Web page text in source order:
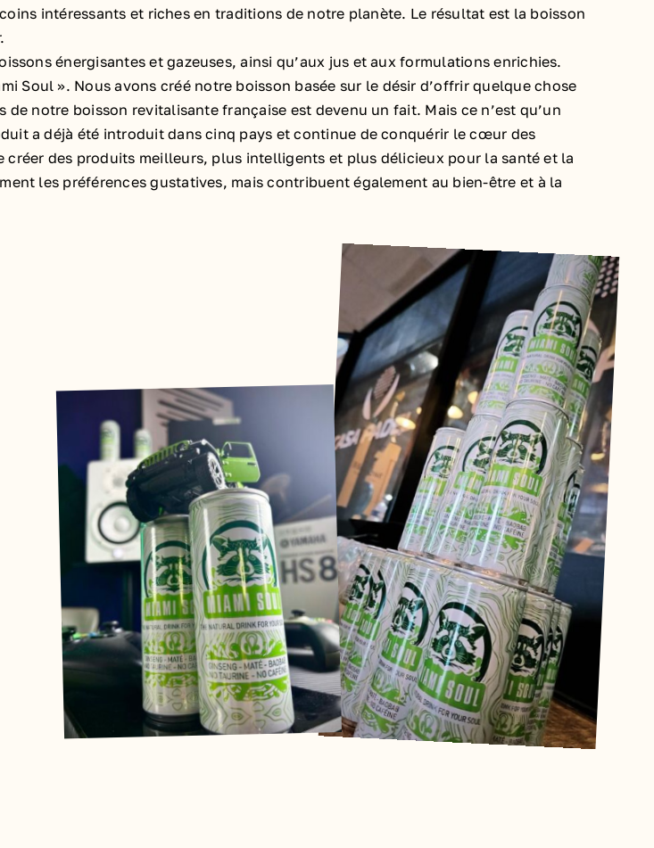
intéressants et riches en traditions de notre planète. Le résultat est la boisson
énergisantes et gazeuses, ainsi qu’aux jus et aux formulations enrichies.
Soul ». Nous avons créé notre boisson basée sur le désir d’offrir quelque chose
notre boisson revitalisante française est devenu un fait. Mais ce n’est qu’un
a déjà été introduit dans cinq pays et continue de conquérir le cœur des
créer des produits meilleurs, plus intelligents et plus délicieux pour la santé et la
les préférences gustatives, mais contribuent également au bien-être et à la